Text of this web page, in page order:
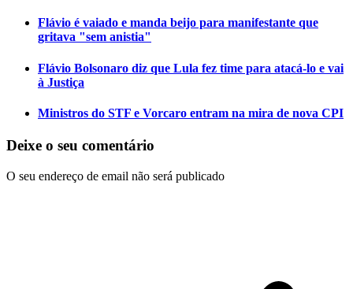
Flávio é vaiado e manda beijo para manifestante que
gritava "sem anistia"
Flávio Bolsonaro diz que Lula fez time para atacá-lo e vai
à Justiça
Ministros do STF e Vorcaro entram na mira de nova CPI
Deixe o seu comentário
O seu endereço de email não será publicado